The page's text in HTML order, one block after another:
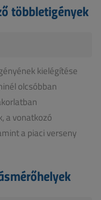
többletigények
kielégítése
olcsóbban
a vonatkozó
a piaci verseny